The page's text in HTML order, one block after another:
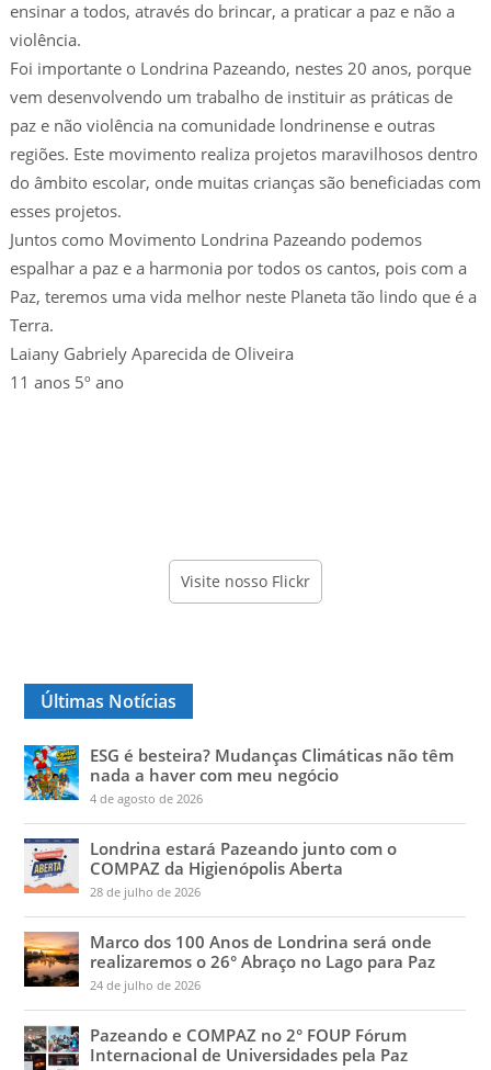
ensinar a todos, através do brincar, a praticar a paz e não a
violência.
Foi importante o Londrina Pazeando, nestes 20 anos, porque
vem desenvolvendo um trabalho de instituir as práticas de
paz e não violência na comunidade londrinense e outras
regiões. Este movimento realiza projetos maravilhosos dentro
do âmbito escolar, onde muitas crianças são beneficiadas com
esses projetos.
Juntos como Movimento Londrina Pazeando podemos
espalhar a paz e a harmonia por todos os cantos, pois com a
Paz, teremos uma vida melhor neste Planeta tão lindo que é a
Terra.
Laiany Gabriely Aparecida de Oliveira
11 anos 5º ano
Visite nosso Flickr
Últimas Notícias
ESG é besteira? Mudanças Climáticas não têm
nada a haver com meu negócio
4 de agosto de 2026
Londrina estará Pazeando junto com o
COMPAZ da Higienópolis Aberta
28 de julho de 2026
Marco dos 100 Anos de Londrina será onde
realizaremos o 26° Abraço no Lago para Paz
24 de julho de 2026
Pazeando e COMPAZ no 2° FOUP Fórum
Internacional de Universidades pela Paz